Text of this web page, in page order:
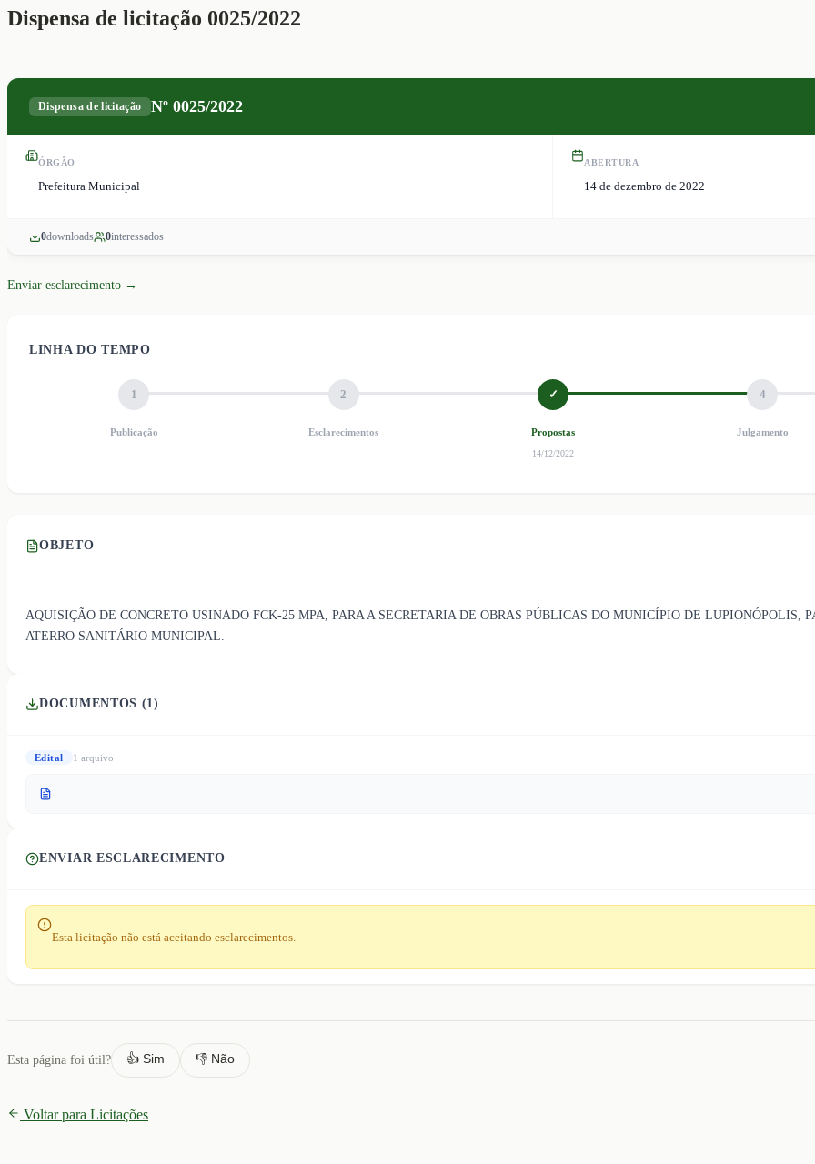
Dispensa de licitação 0025/2022
Dispensa de licitação Nº 0025/2022
ÓRGÃO
Prefeitura Municipal
ABERTURA
14 de dezembro de 2022
0downloads 0interessados
Enviar esclarecimento →
LINHA DO TEMPO
1
Publicação
2
Esclarecimentos
✓
Propostas
14/12/2022
4
Julgamento
OBJETO
AQUISIÇÃO DE CONCRETO USINADO FCK-25 MPA, PARA A SECRETARIA DE OBRAS PÚBLICAS DO MUNICÍPIO DE LUPIONÓPOLIS,
ATERRO SANITÁRIO MUNICIPAL.
DOCUMENTOS (1)
Edital 1 arquivo
ENVIAR ESCLARECIMENTO
Esta licitação não está aceitando esclarecimentos.
Esta página foi útil? 👍 Sim 👎 Não
Voltar para Licitações